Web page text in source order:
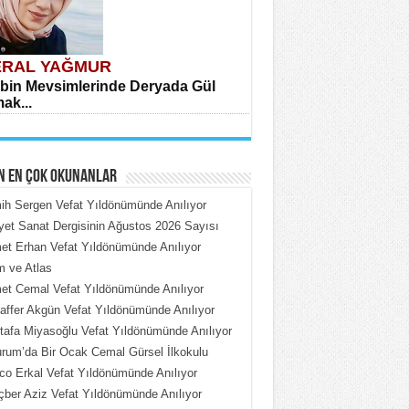
YAĞMUR
Mevsimlerinde Deryada Gül
ÇOBAN
Put Dışardaki Maskeler...
EN ÇOK OKUNANLAR
Sergen Vefat Yıldönümünde Anılıyor
Sanat Dergisinin Ağustos 2026 Sayısı
Erhan Vefat Yıldönümünde Anılıyor
ve Atlas
Cemal Vefat Yıldönümünde Anılıyor
Akgün Vefat Yıldönümünde Anılıyor
Miyasoğlu Vefat Yıldönümünde Anılıyor
Bir Ocak Cemal Gürsel İlkokulu
Erkal Vefat Yıldönümünde Anılıyor
Aziz Vefat Yıldönümünde Anılıyor